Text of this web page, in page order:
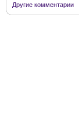
Другие комментарии